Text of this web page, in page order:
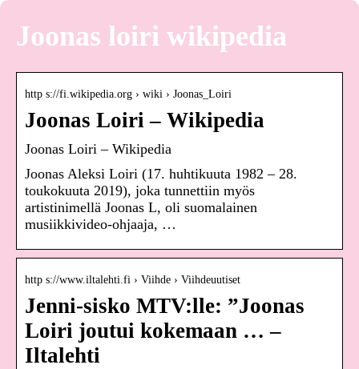
Joonas loiri wikipedia
http s://fi.wikipedia.org › wiki › Joonas_Loiri
Joonas Loiri – Wikipedia
Joonas Loiri – Wikipedia
Joonas Aleksi Loiri (17. huhtikuuta 1982 – 28.
toukokuuta 2019), joka tunnettiin myös
artistinimellä Joonas L, oli suomalainen
musiikkivideo-ohjaaja, …
http s://www.iltalehti.fi › Viihde › Viihdeuutiset
Jenni-sisko MTV:lle: ”Joonas
Loiri joutui kokemaan … –
Iltalehti